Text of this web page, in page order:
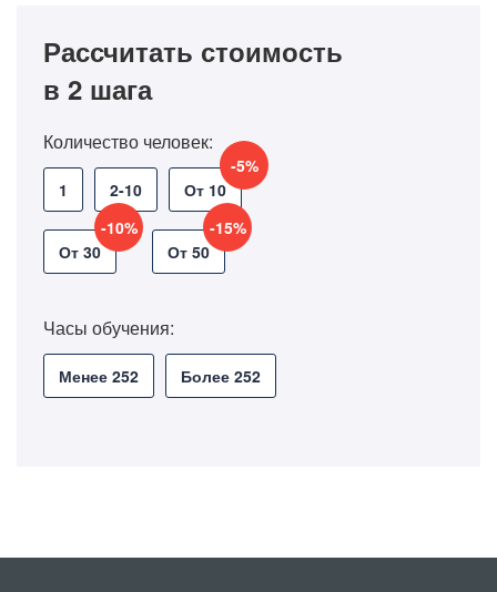
Рассчитать стоимость
в 2 шага
Количество человек:
1 2-10 От 10
-5%
От 30
-10%
От 50
-15%
Часы обучения:
Менее 252 Более 252